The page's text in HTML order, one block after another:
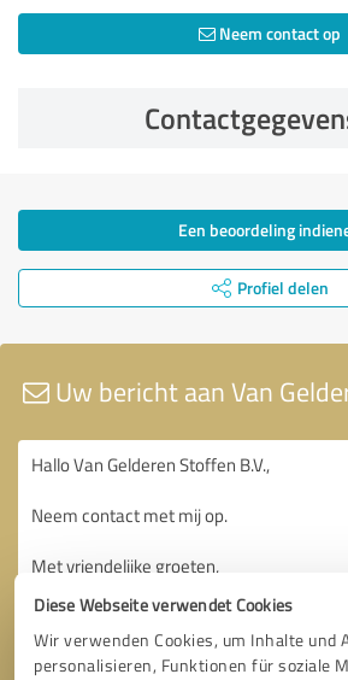
Diese Webseite verwendet Cookies
Wir verwenden Cookies, um Inhalte und
personalisieren, Funktionen für soziale
Neem contact op
Een beoordeling
Profiel delen
Uw bericht aan Van